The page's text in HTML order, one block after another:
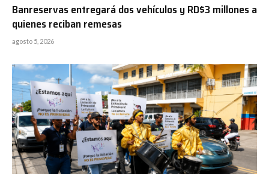
Banreservas entregará dos vehículos y RD$3 millones a
quienes reciban remesas
agosto 5, 2026